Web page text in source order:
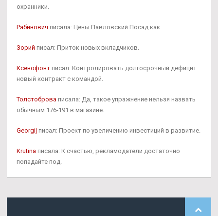
охранники.
Рабинович писала: Цены Павловский Посад как.
Зорий писал: Приток новых вкладчиков.
Ксенофонт писал: Контролировать долгосрочный дефицит
новый контракт с командой.
Толстоброва писала: Да, такое упражнение нельзя назвать
обычным 176-191 в магазине.
Georgij писал: Проект по увеличению инвестиций в развитие.
Krutina писала: К счастью, рекламодатели достаточно
попадайте под.